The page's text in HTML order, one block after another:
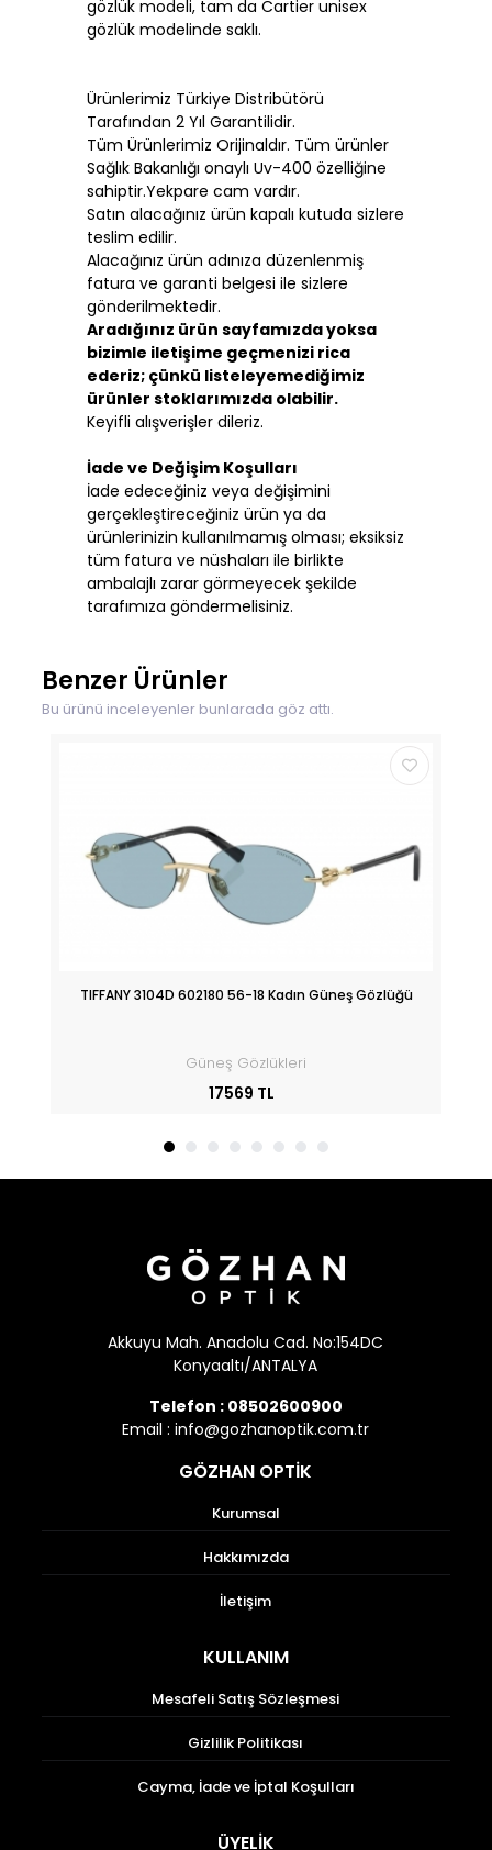
gözlük modeli, tam da Cartier unisex
gözlük modelinde saklı.
Ürünlerimiz Türkiye Distribütörü
Tarafından 2 Yıl Garantilidir.
Tüm Ürünlerimiz Orijinaldır. Tüm ürünler
Sağlık Bakanlığı onaylı Uv-400 özelliğine
sahiptir.Yekpare cam vardır.
Satın alacağınız ürün kapalı kutuda sizlere
teslim edilir.
Alacağınız ürün adınıza düzenlenmiş
fatura ve garanti belgesi ile sizlere
gönderilmektedir.
Aradığınız ürün sayfamızda yoksa
bizimle iletişime geçmenizi rica
ederiz; çünkü listeleyemediğimiz
ürünler stoklarımızda olabilir.
Keyifli alışverişler dileriz.
İade ve Değişim Koşulları
İade edeceğiniz veya değişimini
gerçekleştireceğiniz ürün ya da
ürünlerinizin kullanılmamış olması; eksiksiz
tüm fatura ve nüshaları ile birlikte
ambalajlı zarar görmeyecek şekilde
tarafımıza göndermelisiniz.
Benzer Ürünler
Bu ürünü inceleyenler bunlarada göz attı.
TIFFANY 3104D 602180 56-18 Kadın Güneş Gözlüğü
Güneş Gözlükleri
17569 TL
Akkuyu Mah. Anadolu Cad. No:154DC
Konyaaltı/ANTALYA
Telefon : 08502600900
Email :info@gozhanoptik.com.tr
GÖZHAN OPTİK
Kurumsal
Hakkımızda
İletişim
KULLANIM
Mesafeli Satış Sözleşmesi
Gizlilik Politikası
Cayma, İade ve İptal Koşulları
ÜYELİK